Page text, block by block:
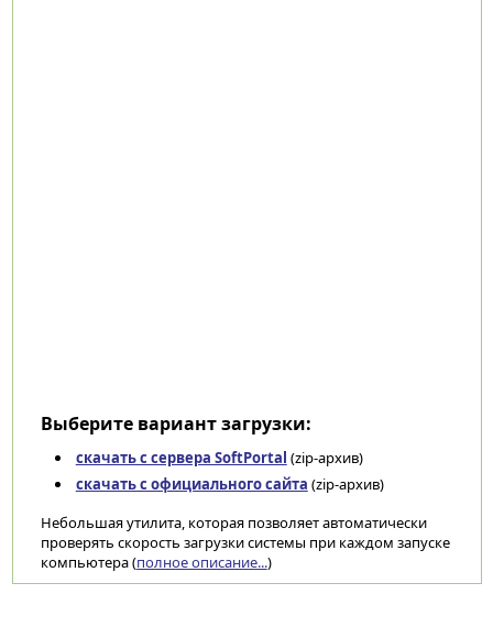
Выберите вариант загрузки:
скачать с сервера SoftPortal (zip-архив)
скачать с официального сайта (zip-архив)
Небольшая утилита, которая позволяет автоматически
проверять скорость загрузки системы при каждом запуске
компьютера (полное описание...)